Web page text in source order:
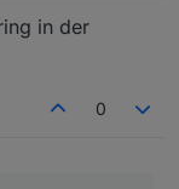
in der
0